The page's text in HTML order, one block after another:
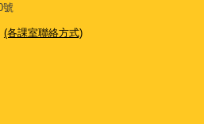
號
(各課室聯絡方式)